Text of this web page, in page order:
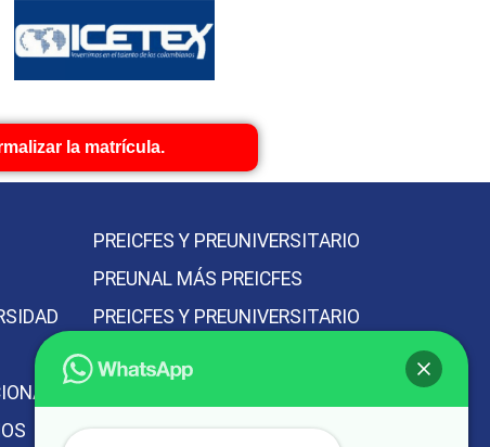
la matrícula.
PREICFES Y PREUNIVERSITARIO
PREUNAL MÁS PREICFES
PREICFES Y PREUNIVERSITARIO
MEJOR PREUNIVERSITARIO DE